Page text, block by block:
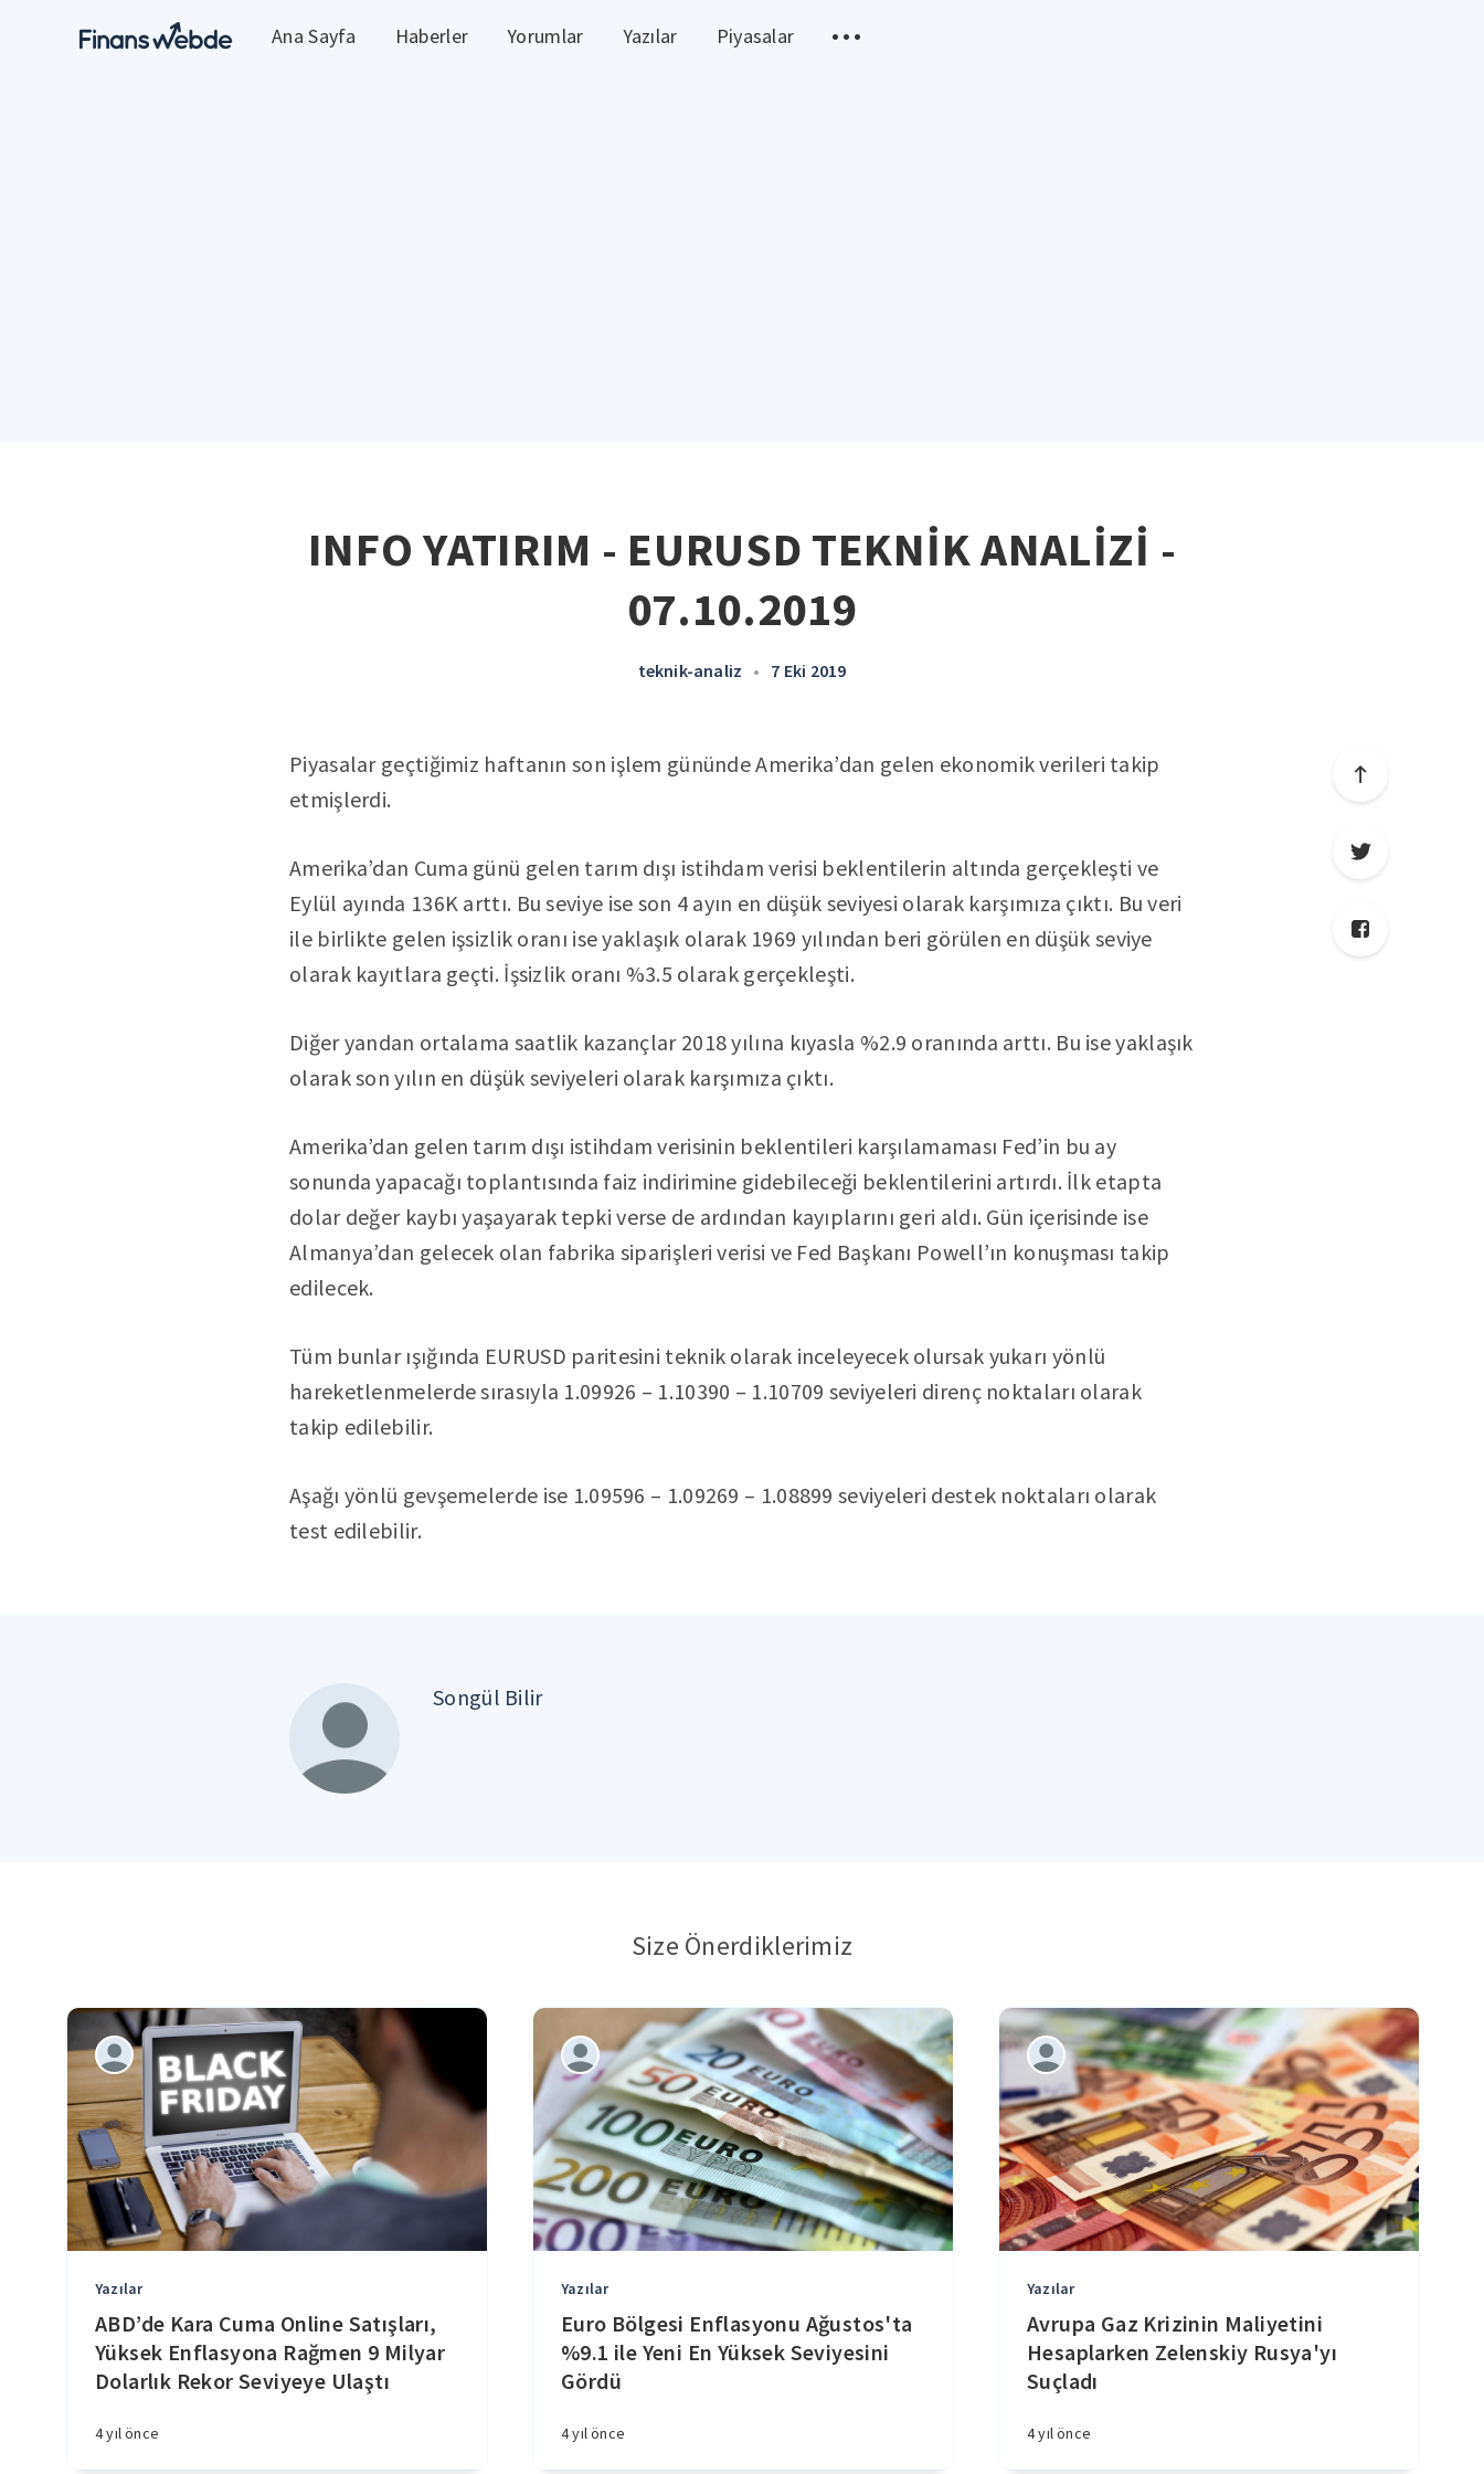
Ana Sayfa Haberler Yorumlar Yazılar Piyasalar
INFO YATIRIM - EURUSD TEKNİK ANALİZİ -
07.10.2019
teknik-analiz • 7 Eki 2019
Piyasalar geçtiğimiz haftanın son işlem gününde Amerika’dan gelen ekonomik verileri takip
etmişlerdi.
Amerika’dan Cuma günü gelen tarım dışı istihdam verisi beklentilerin altında gerçekleşti ve
Eylül ayında 136K arttı. Bu seviye ise son 4 ayın en düşük seviyesi olarak karşımıza çıktı. Bu veri
ile birlikte gelen işsizlik oranı ise yaklaşık olarak 1969 yılından beri görülen en düşük seviye
olarak kayıtlara geçti. İşsizlik oranı %3.5 olarak gerçekleşti.
Diğer yandan ortalama saatlik kazançlar 2018 yılına kıyasla %2.9 oranında arttı. Bu ise yaklaşık
olarak son yılın en düşük seviyeleri olarak karşımıza çıktı.
Amerika’dan gelen tarım dışı istihdam verisinin beklentileri karşılamaması Fed’in bu ay
sonunda yapacağı toplantısında faiz indirimine gidebileceği beklentilerini artırdı. İlk etapta
dolar değer kaybı yaşayarak tepki verse de ardından kayıplarını geri aldı. Gün içerisinde ise
Almanya’dan gelecek olan fabrika siparişleri verisi ve Fed Başkanı Powell’ın konuşması takip
edilecek.
Tüm bunlar ışığında EURUSD paritesini teknik olarak inceleyecek olursak yukarı yönlü
hareketlenmelerde sırasıyla 1.09926 – 1.10390 – 1.10709 seviyeleri direnç noktaları olarak
takip edilebilir.
Aşağı yönlü gevşemelerde ise 1.09596 – 1.09269 – 1.08899 seviyeleri destek noktaları olarak
test edilebilir.
Songül Bilir
Size Önerdiklerimiz
Yazılar
ABD’de Kara Cuma Online Satışları,
Yüksek Enflasyona Rağmen 9 Milyar
Dolarlık Rekor Seviyeye Ulaştı
4 yıl önce
Yazılar
Euro Bölgesi Enflasyonu Ağustos'ta
%9.1 ile Yeni En Yüksek Seviyesini
Gördü
4 yıl önce
Yazılar
Avrupa Gaz Krizinin Maliyetini
Hesaplarken Zelenskiy Rusya'yı
Suçladı
4 yıl önce